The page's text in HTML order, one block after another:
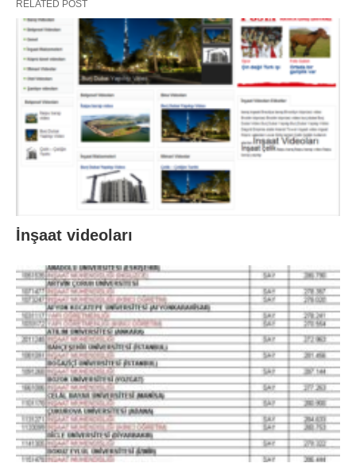
RELATED POST
İnşaat videoları